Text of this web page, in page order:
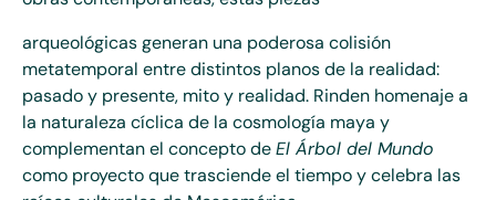
arqueológicas generan una poderosa colisión
metatemporal entre distintos planos de la realidad:
pasado y presente, mito y realidad. Rinden homenaje a
la naturaleza cíclica de la cosmología maya y
complementan el concepto deEl Árbol del Mundo
como proyecto que trasciende el tiempo y celebra las